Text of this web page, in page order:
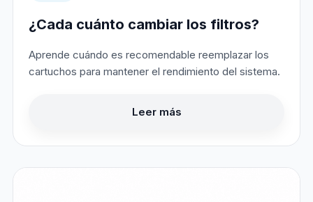
¿Cada cuánto cambiar los filtros?
Aprende cuándo es recomendable reemplazar los
cartuchos para mantener el rendimiento del sistema.
Leer más